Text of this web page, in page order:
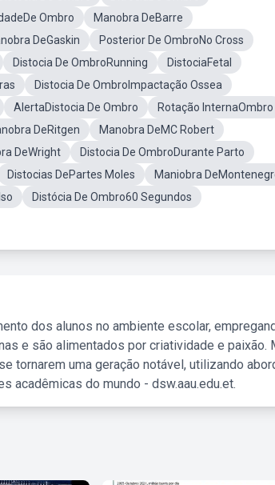
Ombro
Manobra DeBarre
DeGaskin
Posterior De OmbroNo Cross
Distocia De OmbroRunning
DistociaFetal
Distocia De OmbroImpactação Ossea
AlertaDistocia De Ombro
Rotação InternaOmbro
DeRitgen
Manobra DeMC Robert
DeWright
Distocia De OmbroDurante Parto
Distocias DePartes Moles
Maniobra
Distócia De Ombro60 Segundos
dos alunos no ambiente escolar,
e são alimentados por criatividade e paixão.
tornarem uma geração notável, utilizando
acadêmicas do mundo - dsw.aau.edu.et.